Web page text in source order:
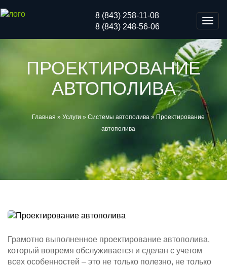
8 (843) 258-11-08
8 (843) 248-56-06
ПРОЕКТИРОВАНИЕ
АВТОПОЛИВА
Главная » Услуги » Системы автополива»Проектирование
автополива
Грамотно выполненное проектирование автополива,
который вовремя обслуживается и сделан с учетом
всех особенностей – это не только полезно, не только